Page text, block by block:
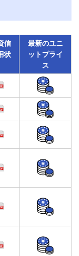
信
状
最新のユニ
ットプライ
ス